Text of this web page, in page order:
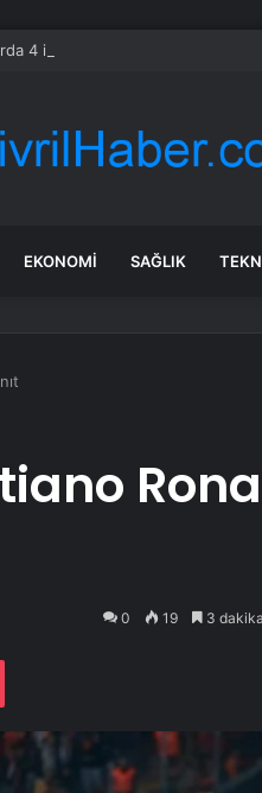
4 itfaiye eri hayatını kaybetti
EKONOMI SAĞLIK
0 19 3
Pocket